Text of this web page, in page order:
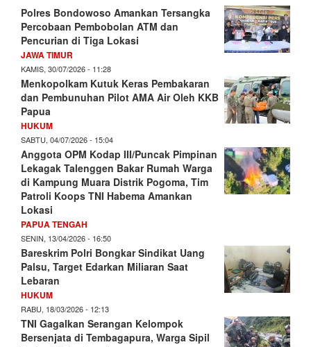
Polres Bondowoso Amankan Tersangka
Percobaan Pembobolan ATM dan
Pencurian di Tiga Lokasi
JAWA TIMUR
KAMIS, 30/07/2026 - 11:28
Menkopolkam Kutuk Keras Pembakaran
dan Pembunuhan Pilot AMA Air Oleh KKB
Papua
HUKUM
SABTU, 04/07/2026 - 15:04
Anggota OPM Kodap III/Puncak Pimpinan
Lekagak Talenggen Bakar Rumah Warga
di Kampung Muara Distrik Pogoma, Tim
Patroli Koops TNI Habema Amankan
Lokasi
PAPUA TENGAH
SENIN, 13/04/2026 - 16:50
Bareskrim Polri Bongkar Sindikat Uang
Palsu, Target Edarkan Miliaran Saat
Lebaran
HUKUM
RABU, 18/03/2026 - 12:13
TNI Gagalkan Serangan Kelompok
Bersenjata di Tembagapura, Warga Sipil